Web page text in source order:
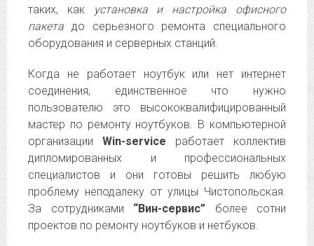
таких, как
установка и настройка офисного
пакета до серьезного ремонта специального
оборудования и серверных станций.
Когда не работает ноутбук или нет интернет
соединения, единственное что нужно
пользователю это высококвалифицированный
мастер по ремонту ноутбуков. В компьютерной
организации Win-service работает коллектив
дипломированных и профессиональных
специалистов и они готовы решить любую
проблему неподалеку от улицы Чистопольская.
За сотрудниками “Вин-сервис” более сотни
проектов по ремонту ноутбуков и нетбуков.